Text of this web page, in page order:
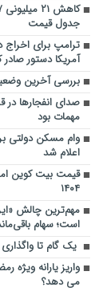
جدول قیمت
ترامپ برای
آمریکا دستور صادر
بررسی آخرین
صدای انفجارها‌
مهمات ‌بود
وام مسکن دولتی
اعلام شد
۱۴۰۴
مهم‌ترین چالش
است؛ سهام
یک گام تا
واریز یارانه
می دهد؟